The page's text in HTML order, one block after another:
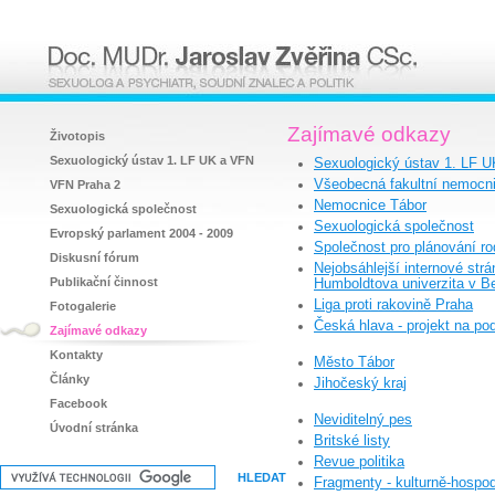
Zajímavé odkazy
Sexuologický ústav 1. LF
Všeobecná fakultní
Nemocnice Tábor
Sexuologická společnost
Společnost pro plánování
Nejobsáhlejší internové
Humboldtova univerzita v
Liga proti rakovině Praha
Česká hlava - projekt na
Město Tábor
Jihočeský kraj
Neviditelný pes
Britské listy
Revue politika
Fragmenty - kulturně-
Životopis
Sexuologický ústav 1. LF UK a VFN
VFN Praha 2
Sexuologická společnost
Evropský parlament 2004 - 2009
Diskusní fórum
Publikační činnost
Fotogalerie
Zajímavé odkazy
Kontakty
Články
Facebook
Úvodní stránka